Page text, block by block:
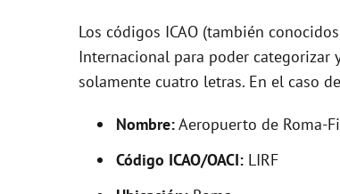
Los códigos ICAO (también
Internacional para poder
solamente cuatro letras. En el caso
Nombre:Aeropuerto de Roma-
Código ICAO/OACI: LIRF